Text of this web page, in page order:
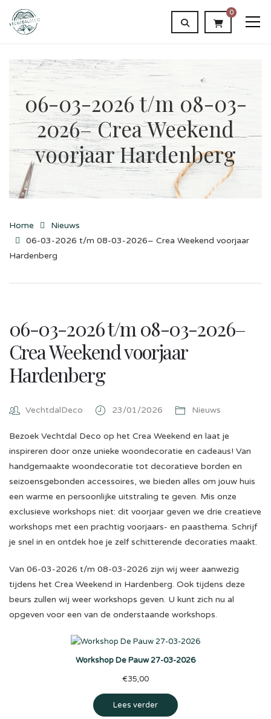
0
06-03-2026 t/m 08-03-
2026– Crea Weekend
voorjaar Hardenberg
Home
Nieuws
06-03-2026 t/m 08-03-2026– Crea Weekend voorjaar
Hardenberg
06-03-2026 t/m 08-03-2026–
Crea Weekend voorjaar
Hardenberg
VechtdalDeco 23/01/2026 Nieuws
Bezoek Vechtdal Deco op het Crea Weekend en laat je
inspireren door onze unieke woondecoratie en cadeaus! Van
handgemaakte woondecoratie tot decoratieve borden en
seizoensgebonden accessoires, we bieden alles om jouw huis
een warme en persoonlijke uitstraling te geven. Mis onze
exclusieve workshops niet: dit voorjaar geven we drie creatieve
workshops met een prachtig voorjaars- en paasthema. Schrijf
je snel in en ontdek hoe je zelf schitterende decoraties maakt.
Van 06-03-2026 t/m 08-03-2026 zijn wij weer aanwezig
tijdens het Crea Weekend in Hardenberg. Ook tijdens deze
beurs zullen wij weer workshops geven. U kunt zich nu al
opgeven voor een van de onderstaande workshops.
Workshop De Pauw 27-03-2026
€35,00
Lees verder